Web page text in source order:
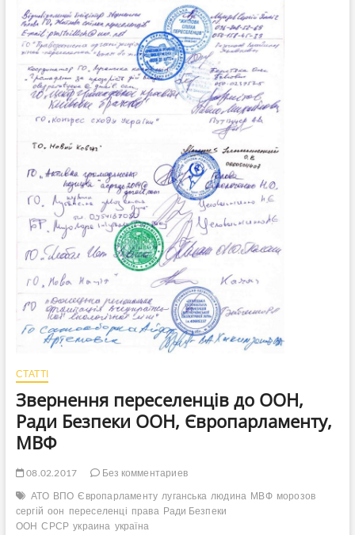
категорією
В
можуть
керувати
вантажівками
СТАТТІ
Звернення переселенців до ООН,
Ради Безпеки ООН, Європарламенту,
МВФ
08.02.2017
Без комментариев
АТО ВПО Європарламенту луганська людина МВФ морозов
сергій оон переселенці права Ради Безпеки
ООН СРСР украина україна